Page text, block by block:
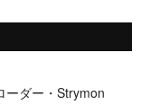
ーダー・Strymon